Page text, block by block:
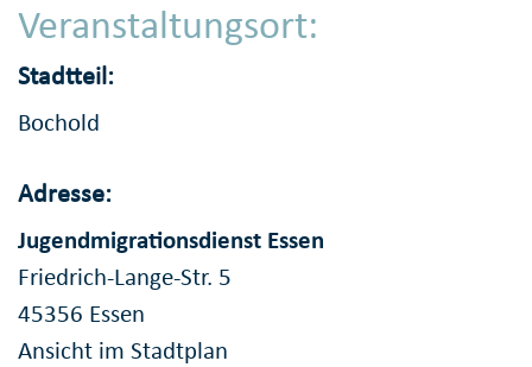
Veranstaltungsort:
Stadtteil:
Bochold
Adresse:
Jugendmigrationsdienst Essen
Friedrich-Lange-Str. 5
45356 Essen
Ansicht im Stadtplan